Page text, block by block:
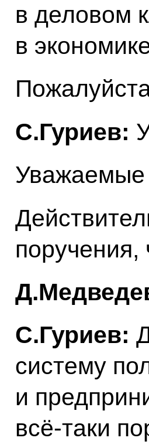
в деловом
в
С.Гуриев:
Уважаемые
С.Гуриев:
систему
и
всё‑таки